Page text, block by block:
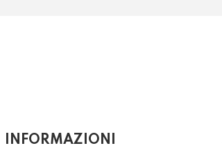
INFORMAZIONI